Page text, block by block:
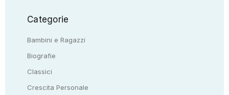
Categorie
Bambini e Ragazzi
Biografie
Classici
Crescita Personale